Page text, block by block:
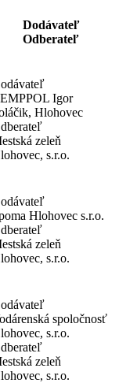
Dodávateľ
Odberateľ
Igor
Hlohovec
zeleň
s.r.o.
Hlohovec s.r.o.
zeleň
s.r.o.
spoločnosť
s.r.o.
zeleň
s.r.o.